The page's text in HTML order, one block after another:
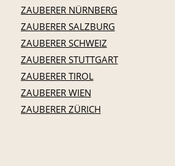
ZAUBERER NÜRNBERG
ZAUBERER SALZBURG
ZAUBERER SCHWEIZ
ZAUBERER STUTTGART
ZAUBERER TIROL
ZAUBERER WIEN
ZAUBERER ZÜRICH